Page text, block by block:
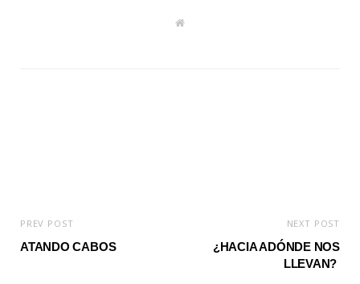
W
PREV POST
ATANDO CABOS
NEXT POST
¿HACIA ADÓNDE NOS
LLEVAN?